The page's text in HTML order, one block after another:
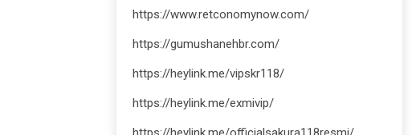
https://www.retconomynow.com/
https://gumushanehbr.com/
https://heylink.me/vipskr118/
https://heylink.me/exmivip/